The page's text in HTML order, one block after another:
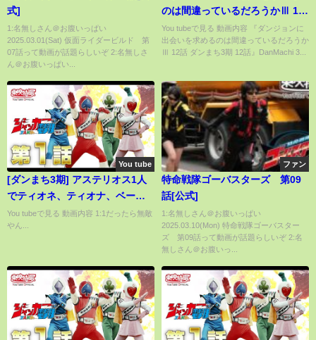
式]
1:名無しさん＠お腹いっぱい
2025.03.01(Sat) 仮面ライダービルド 第
07話って動画が話題らしいぞ 2:名無しさ
ん＠お腹いっぱい...
のは間違っているだろうかⅢ 12
話 ダンまち3期 12話』
DanMachi 3rd Season Ep12 -
Bell vs Minotaur
You tubeで見る 動画内容 『ダンジョンに
出会いを求めるのは間違っているだろうか
Ⅲ 12話 ダンまち3期 12話』DanMachi 3...
You tube
[ダンまち3期] アステリオス1人
でティオネ、ティオナ、ベート
相手に圧勝。
You tubeで見る 動画内容 1:1だったら無敵
やん...
ファン
特命戦隊ゴーバスターズ 第09
話[公式]
1:名無しさん＠お腹いっぱい
2025.03.10(Mon) 特命戦隊ゴーバスター
ズ 第09話って動画が話題らしいぞ 2:名
無しさん＠お腹いっ...